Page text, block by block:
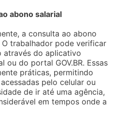
abono salarial
a consulta ao abono
trabalhador pode verificar
através do aplicativo
ou do portal GOV.BR. Essas
práticas, permitindo
pelo celular ou
de ir até uma agência,
em tempos onde a